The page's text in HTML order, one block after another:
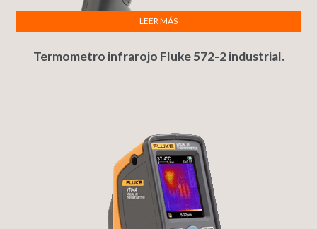
Termometro infrarojo Fluke 572-2 industrial.
LEER MÁS